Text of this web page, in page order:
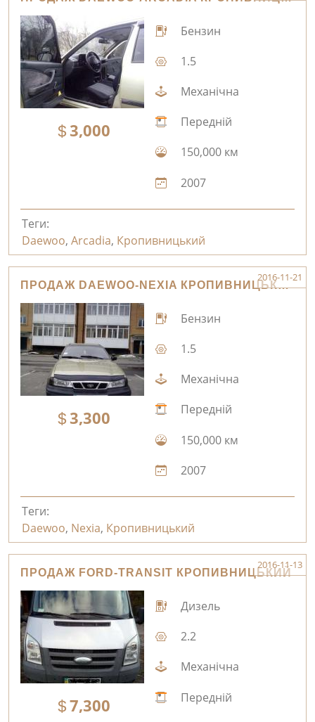
3,000
Бензин
1.5
Механічна
Передній
150,000 км
2007
Теги:
Daewoo, Arcadia, Кропивницький
ПРОДАЖ DAEWOO-NEXIA КРОПИВНИЦЬКИЙ
2016-11-21
3,300
Бензин
1.5
Механічна
Передній
150,000 км
2007
Теги:
Daewoo, Nexia, Кропивницький
ПРОДАЖ FORD-TRANSIT КРОПИВНИЦЬКИЙ
2016-11-13
7,300
Дизель
2.2
Механічна
Передній